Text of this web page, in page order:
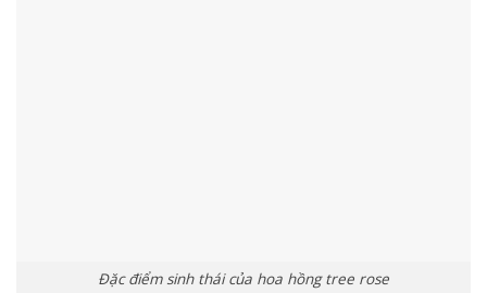
Đặc điểm sinh thái của hoa hồng tree rose